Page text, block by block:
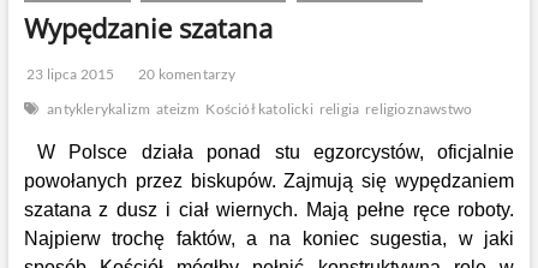
Wypędzanie szatana
23 lipca 2015
20 komentarzy
antyklerykalizm ateizm Kościół katolicki religia religioznawstwo
W Polsce działa ponad stu egzorcystów, oficjalnie
powołanych przez biskupów. Zajmują się wypędzaniem
szatana z dusz i ciał wiernych. Mają pełne ręce roboty.
Najpierw trochę faktów, a na koniec sugestia, w jaki